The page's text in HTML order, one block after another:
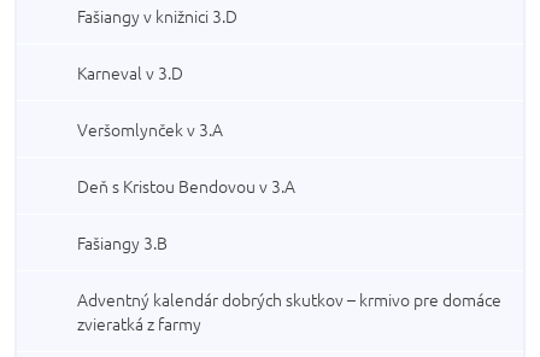
Fašiangy v knižnici 3.D
Karneval v 3.D
Veršomlynček v 3.A
Deň s Kristou Bendovou v 3.A
Fašiangy 3.B
Adventný kalendár dobrých skutkov – krmivo pre domáce
zvieratká z farmy